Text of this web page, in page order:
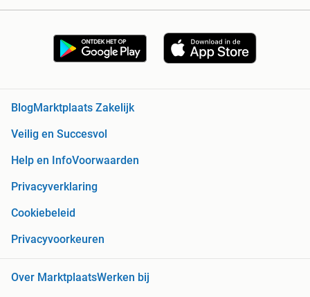
Blog Marktplaats Zakelijk
Veilig en Succesvol
Help en InfoVoorwaarden
Privacyverklaring
Cookiebeleid
Privacyvoorkeuren
Over MarktplaatsWerken bij